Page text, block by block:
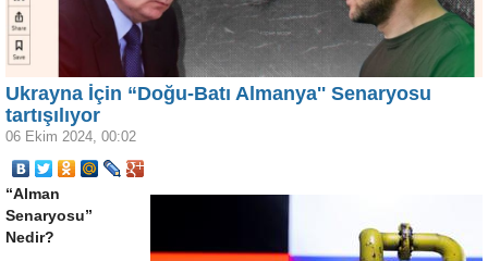
Ukrayna İçin “Doğu-Batı Almanya'' Senaryosu
tartışılıyor
06 Ekim 2024, 00:02
“Alman
Senaryosu”
Nedir?